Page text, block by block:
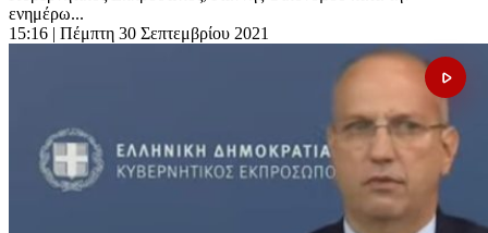
ενημέρω...
15:16 | Πέμπτη 30 Σεπτεμβρίου 2021